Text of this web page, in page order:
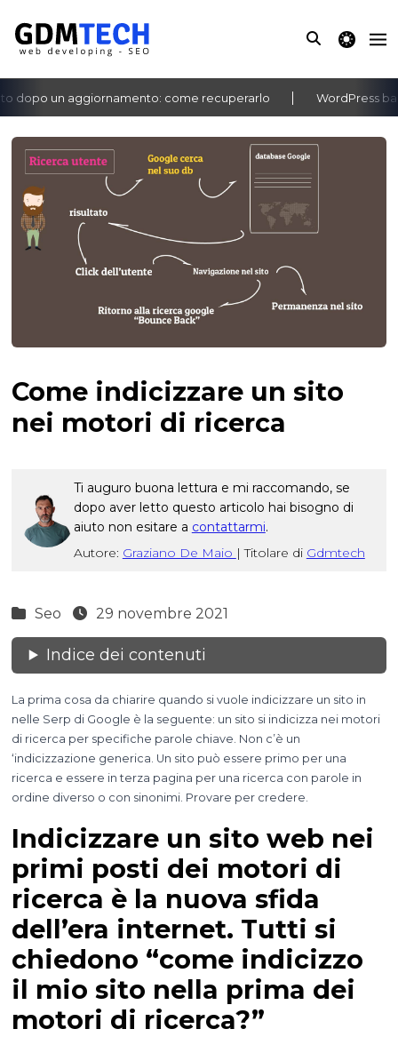
theme
dopo un aggiornamento: come recuperarlo WordPress
‹ ›
Come indicizzare un sito
nei motori di ricerca
Ti auguro buona lettura e mi raccomando, se
dopo aver letto questo articolo hai bisogno di
aiuto non esitare a contattarmi.
Autore: Graziano De Maio | Titolare di Gdmtech
Seo 29 novembre 2021
Indice dei contenuti
La prima cosa da chiarire quando si vuole indicizzare un sito in
nelle Serp di Google è la seguente: un sito si indicizza nei motori
di ricerca per specifiche parole chiave. Non c’è un
‘indicizzazione generica. Un sito può essere primo per una
ricerca e essere in terza pagina per una ricerca con parole in
ordine diverso o con sinonimi. Provare per credere.
Indicizzare un sito web nei
primi posti dei motori di
ricerca è la nuova sfida
dell’era internet. Tutti si
chiedono “come indicizzo
il mio sito nella prima dei
motori di ricerca?”